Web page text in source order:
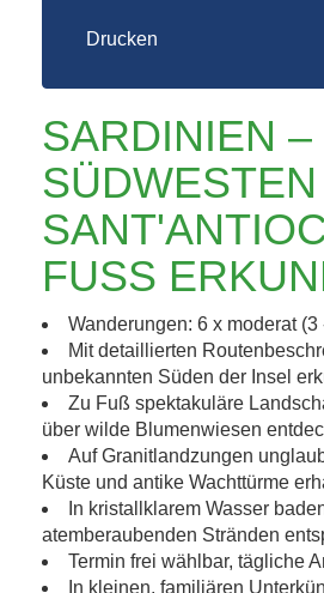
Drucken
SARDINIEN –
FUSS
Wanderungen: 6 x moderat
Mit detaillierten
unbekannten Süden der Insel
Zu Fuß spektakuläre
über wilde Blumenwiesen
Auf Granitlandzungen
Küste und antike Wachttürme
In kristallklarem Wasser
atemberaubenden Stränden
Termin frei wählbar, tägliche
In kleinen, familiären